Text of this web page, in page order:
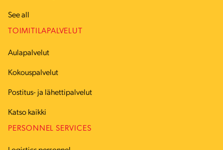
See all
TOIMITILAPALVELUT
Aulapalvelut
Kokouspalvelut
Postitus- ja lähettipalvelut
Katso kaikki
PERSONNEL SERVICES